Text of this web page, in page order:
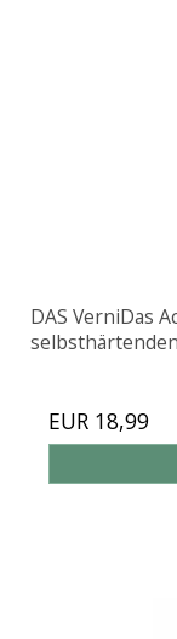
DAS VerniDas
EUR 18,99